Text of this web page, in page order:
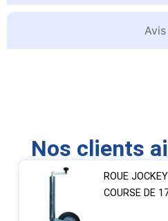
Avis
Nos clients
ROUE
COURSE DE